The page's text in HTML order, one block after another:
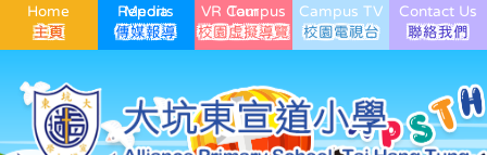
Home Media Reports VR Campus Tour Campus TV Contact Us